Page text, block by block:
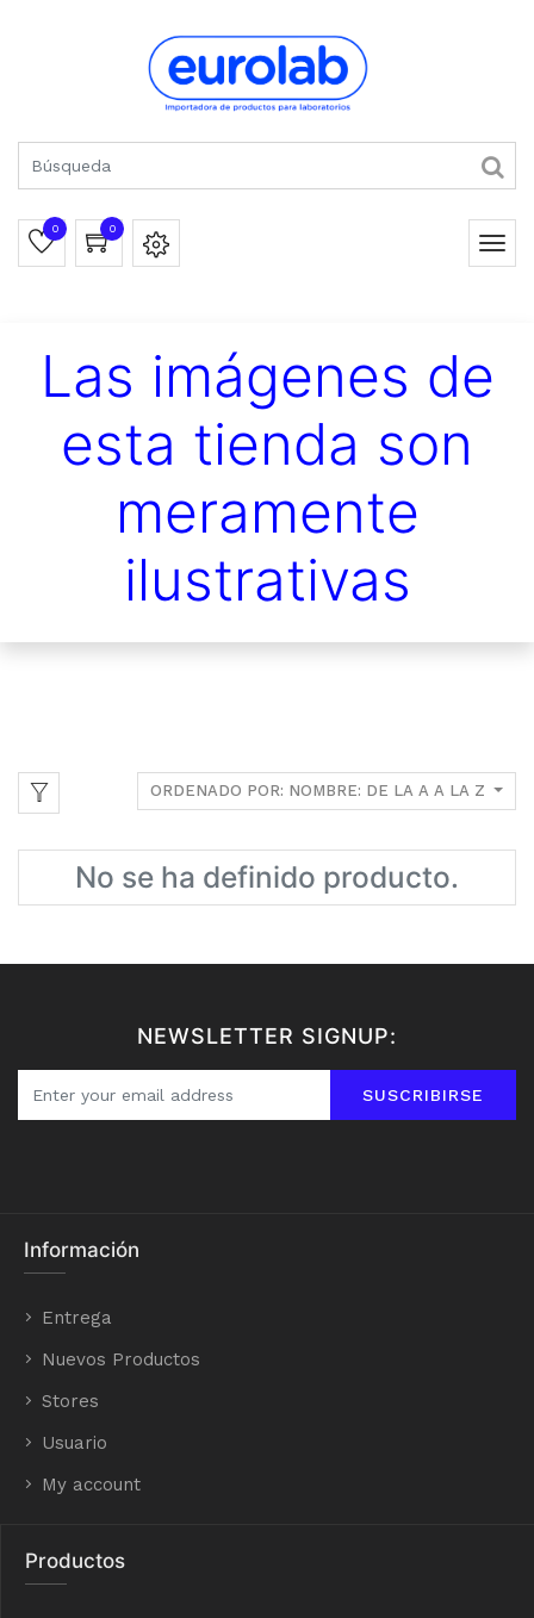
0 0
Las imágenes de
esta tienda son
meramente
ilustrativas
ORDENADO POR: NOMBRE: DE LA A A LA Z
No se ha definido producto.
NEWSLETTER SIGNUP:
SUSCRIBIRSE
Información
Entrega
Nuevos Productos
Stores
Usuario
My account
Productos